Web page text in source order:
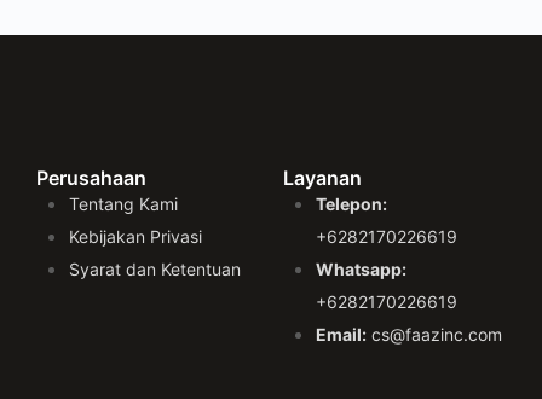
Perusahaan
Tentang Kami
Kebijakan Privasi
Syarat dan Ketentuan
Layanan
Telepon:
+6282170226619
Whatsapp:
+6282170226619
Email: cs@faazinc.com